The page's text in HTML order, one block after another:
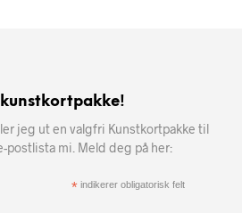
jeg ut en valgfri Kunstkortpakke til
postlista mi. Meld deg på her:
* indikerer obligatorisk felt